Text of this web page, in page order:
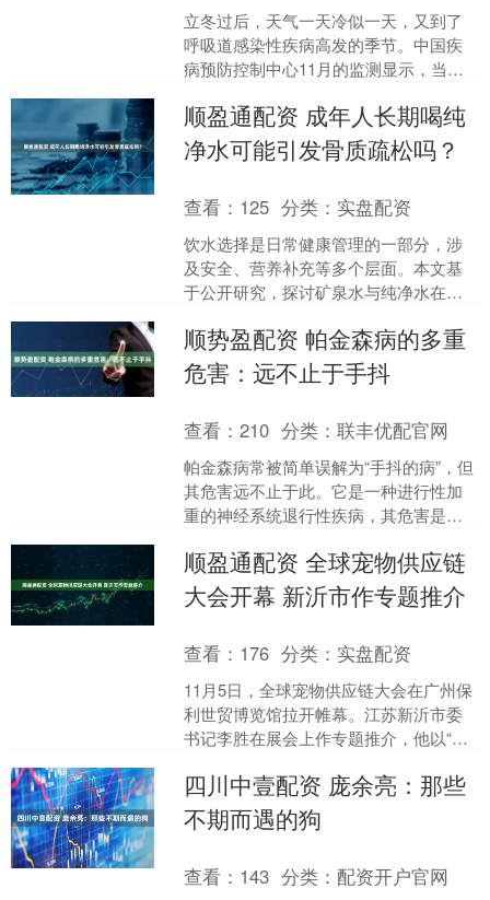
立冬过后，天气一天冷似一天，又到了
呼吸道感染性疾病高发的季节。中国疾
病预防控制中心11月的监测显示，当
毒是急性呼吸道传染病的主....
顺盈通配资 成年人长期喝纯
净水可能引发骨质疏松吗？
查看： 125 分类： 实盘配资
饮水选择是日常健康管理的一部分，涉
及安全、营养补充等多个层面。本文基
于公开研究，探讨矿泉水与纯净水在健
饮用水通常从三个层次....
顺势盈配资 帕金森病的多重
危害：远不止于手抖
查看：210 分类：联丰优配官网
帕金森病常被简单误解为“手抖的病”，但
其危害远不止于此。它是一种进行性加
重的神经系统退行性疾病，其危害是全
理、心理和生活质量。 ....
顺盈通配资 全球宠物供应链
大会开幕 新沂市作专题推介
查看： 176 分类： 实盘配资
11月5日，全球宠物供应链大会在广州保
利世贸博览馆拉开帷幕。江苏新沂市委
书记李胜在展会上作专题推介，他以“给
从“值得被宠遇”“....
四川中壹配资 庞余亮：那些
不期而遇的狗
查看： 143 分类：配资开户官网